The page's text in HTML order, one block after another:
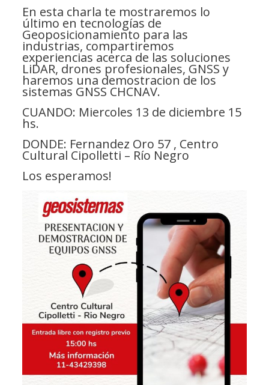
En esta charla te mostraremos lo
último en tecnologías de
Geoposicionamiento para las
industrias, compartiremos
experiencias acerca de las soluciones
LiDAR, drones profesionales, GNSS y
haremos una demostracion de los
sistemas GNSS CHCNAV.
CUANDO: Miercoles 13 de diciembre 15
hs.
DONDE: Fernandez Oro 57 , Centro
Cultural Cipolletti – Río Negro
Los esperamos!